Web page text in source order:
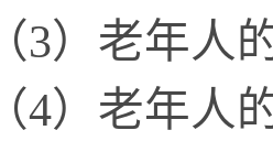
老年人的
老年人的